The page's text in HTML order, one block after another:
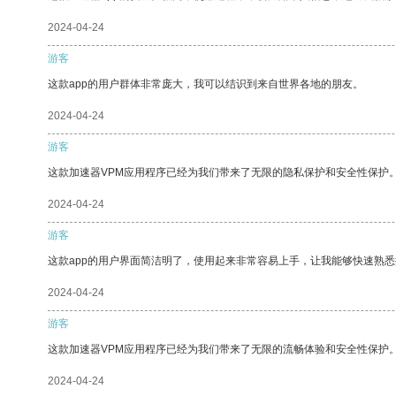
2024-04-24
游客
这款app的用户群体非常庞大，我可以结识到来自世界各地的朋友。
2024-04-24
游客
这款加速器VPM应用程序已经为我们带来了无限的隐私保护和安全性保护。
2024-04-24
游客
这款app的用户界面简洁明了，使用起来非常容易上手，让我能够快速熟悉
2024-04-24
游客
这款加速器VPM应用程序已经为我们带来了无限的流畅体验和安全性保护。
2024-04-24